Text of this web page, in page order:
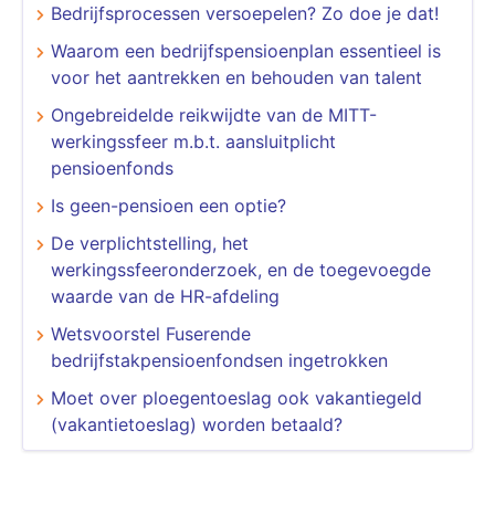
Bedrijfsprocessen versoepelen? Zo doe je dat!
Waarom een bedrijfspensioenplan essentieel is
voor het aantrekken en behouden van talent
Ongebreidelde reikwijdte van de MITT-
werkingssfeer m.b.t. aansluitplicht
pensioenfonds
Is geen-pensioen een optie?
De verplichtstelling, het
werkingssfeeronderzoek, en de toegevoegde
waarde van de HR-afdeling
Wetsvoorstel Fuserende
bedrijfstakpensioenfondsen ingetrokken
Moet over ploegentoeslag ook vakantiegeld
(vakantietoeslag) worden betaald?